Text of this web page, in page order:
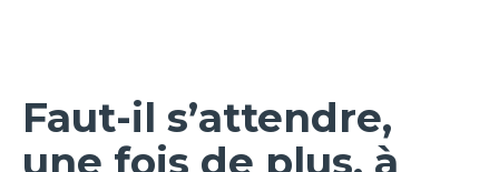
Faut-il s’attendre,
une fois de plus, à